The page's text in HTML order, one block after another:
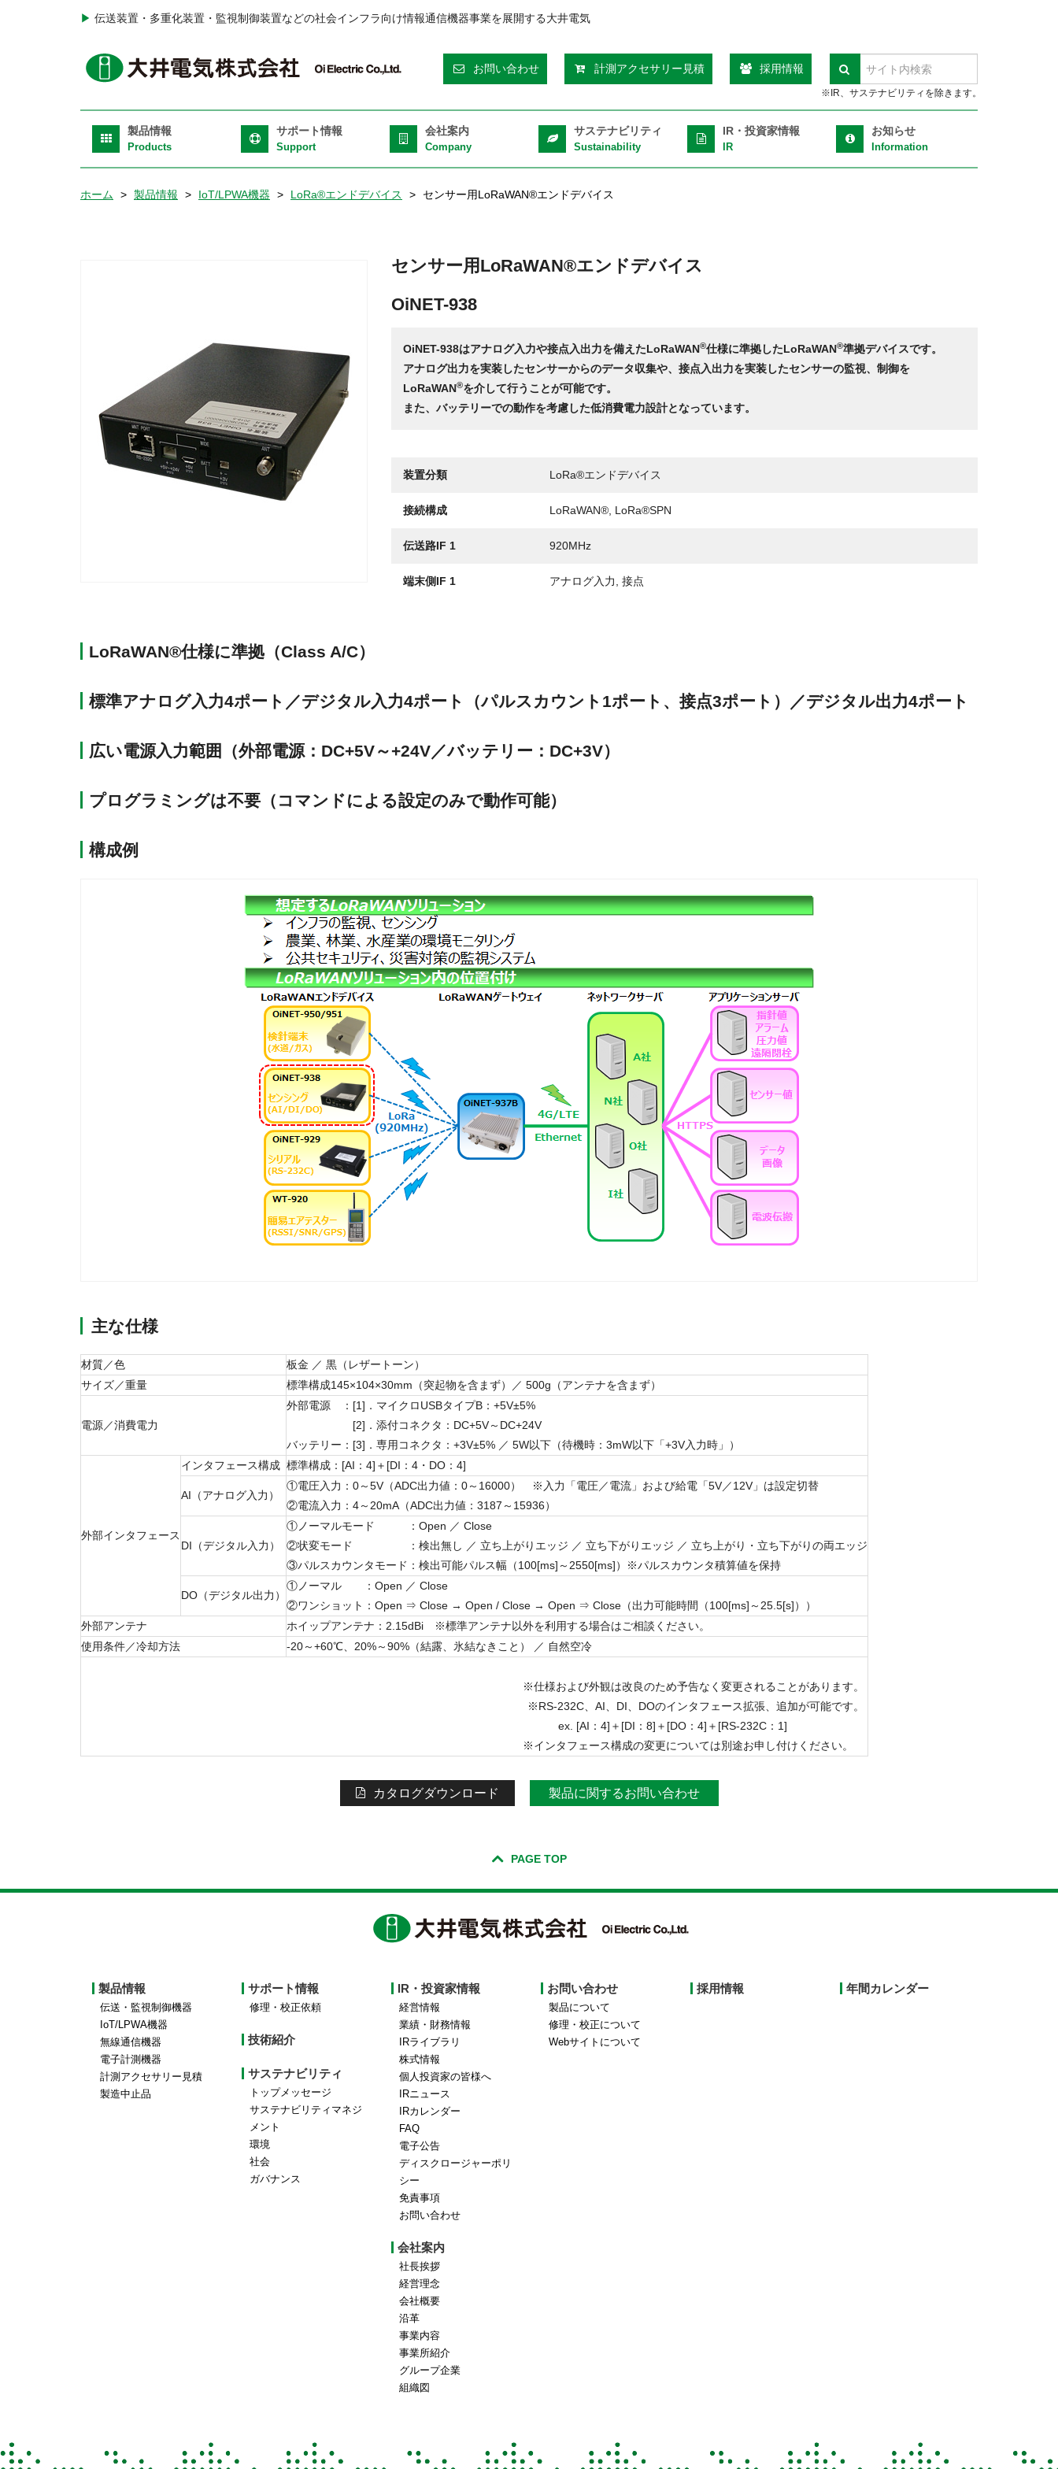
▶ 伝送装置・多重化装置・監視制御装置などの社会インフラ向け情報通信機器事業を展開する大井電気
Header
Right
お問い合わせ 計測アクセサリー見積 採用情報 検索
※IR、サステナビリティを除きます。
Main
navigation
製品情報
Products
サポート情報
Support
会社案内
Company
サステナビリティ
Sustainability
IR・投資家情報
IR
お知らせ
Information
ホーム 製品情報 IoT/LPWA機器 LoRa®エンドデバイス センサー用LoRaWAN®エンドデバイス
センサー用LoRaWAN®エンドデバイス
OiNET-938
OiNET-938はアナログ入力や接点入出力を備えたLoRaWAN®仕様に準拠したLoRaWAN®準拠デバイスです。
アナログ出力を実装したセンサーからのデータ収集や、接点入出力を実装したセンサーの監視、制御を
LoRaWAN®を介して行うことが可能です。
また、バッテリーでの動作を考慮した低消費電力設計となっています。
装置分類 LoRa®エンドデバイス
接続構成 LoRaWAN®, LoRa®SPN
伝送路IF 1 920MHz
端末側IF 1 アナログ入力, 接点
LoRaWAN®仕様に準拠（Class A/C）
標準アナログ入力4ポート／デジタル入力4ポート（パルスカウント1ポート、接点3ポート）／デジタル出力4ポート
広い電源入力範囲（外部電源：DC+5V～+24V／バッテリー：DC+3V）
プログラミングは不要（コマンドによる設定のみで動作可能）
構成例
主な仕様
材質／色
板金 ／ 黒（レザートーン）
サイズ／重量
標準構成145×104×30mm（突起物を含まず）／ 500g（アンテナを含まず）
電源／消費電力
外部電源 ：[1]．マイクロUSBタイプB：+5V±5%
[2]．添付コネクタ：DC+5V～DC+24V
バッテリー：[3]．専用コネクタ：+3V±5% ／ 5W以下（待機時：3mW以下「+3V入力時」）
外部インタフェース
インタフェース構成 標準構成：[AI：4]＋[DI：4・DO：4]
AI（アナログ入力）
①電圧入力：0～5V（ADC出力値：0～16000） ※入力「電圧／電流」および給電「5V／12V」は設定切替
②電流入力：4～20mA（ADC出力値：3187～15936）
DI（デジタル入力）
①ノーマルモード ：Open ／ Close
②状変モード ：検出無し ／ 立ち上がりエッジ ／ 立ち下がりエッジ ／ 立ち上がり・立ち下がりの両エッジ
③パルスカウンタモード：検出可能パルス幅（100[ms]～2550[ms]）※パルスカウンタ積算値を保持
DO（デジタル出力）
①ノーマル ：Open ／ Close
②ワンショット：Open ⇒ Close → Open / Close → Open ⇒ Close（出力可能時間（100[ms]～25.5[s]））
外部アンテナ
ホイップアンテナ：2.15dBi ※標準アンテナ以外を利用する場合はご相談ください。
使用条件／冷却方法
-20～+60℃、20%～90%（結露、氷結なきこと） ／ 自然空冷
※仕様および外観は改良のため予告なく変更されることがあります。
※RS-232C、AI、DI、DOのインタフェース拡張、追加が可能です。
ex. [AI：4]＋[DI：8]＋[DO：4]＋[RS-232C：1]
※インタフェース構成の変更については別途お申し付けください。
カタログダウンロード 製品に関するお問い合わせ
PAGE TOP
Footer
top
menu
製品情報
伝送・監視制御機器
IoT/LPWA機器
無線通信機器
電子計測機器
計測アクセサリー見積
製造中止品
サポート情報
修理・校正依頼
技術紹介
サステナビリティ
トップメッセージ
サステナビリティマネジ
メント
環境
社会
ガバナンス
IR・投資家情報
経営情報
業績・財務情報
IRライブラリ
株式情報
個人投資家の皆様へ
IRニュース
IRカレンダー
FAQ
電子公告
ディスクロージャーポリ
シー
免責事項
お問い合わせ
会社案内
社長挨拶
経営理念
会社概要
沿革
事業内容
事業所紹介
グループ企業
組織図
お問い合わせ
製品について
修理・校正について
Webサイトについて
採用情報 年間カレンダー